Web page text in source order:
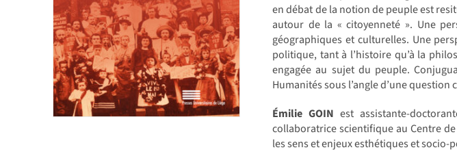
en débat de la notion de peuple est
autour de la « citoyenneté ». Une
géographiques et culturelles. Une
politique, tant à l’histoire qu’à la
engagée au sujet du peuple.
Humanités sous l’angle d’une
Émilie GOIN est assistante-
collaboratrice scientifique au Centre
les sens et enjeux esthétiques et socio-